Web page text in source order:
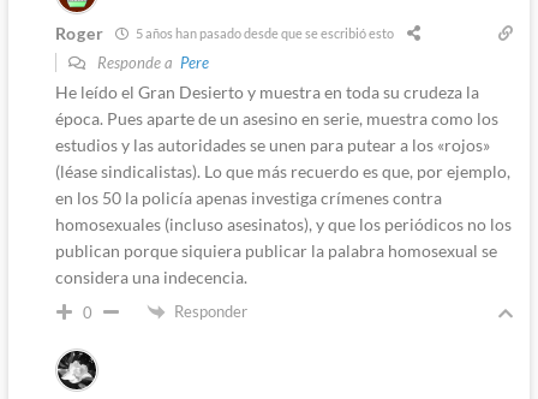
Roger 5 años han pasado desde que se escribió esto
Responde a Pere
He leído el Gran Desierto y muestra en toda su crudeza la
época. Pues aparte de un asesino en serie, muestra como los
estudios y las autoridades se unen para putear a los «rojos»
(léase sindicalistas). Lo que más recuerdo es que, por ejemplo,
en los 50 la policía apenas investiga crímenes contra
homosexuales (incluso asesinatos), y que los periódicos no los
publican porque siquiera publicar la palabra homosexual se
considera una indecencia.
0 Responder